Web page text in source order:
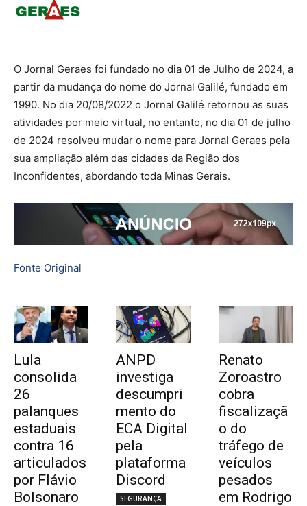
O Jornal Geraes foi fundado no dia 01 de Julho de 2024, a
partir da mudança do nome do Jornal Galilé, fundado em
1990. No dia 20/08/2022 o Jornal Galilé retornou as suas
atividades por meio virtual, no entanto, no dia 01 de julho
de 2024 resolveu mudar o nome para Jornal Geraes pela
sua ampliação além das cidades da Região dos
Inconfidentes, abordando toda Minas Gerais.
Fonte Original
Lula
consolida
26
palanques
estaduais
contra 16
articulados
por Flávio
Bolsonaro
ANPD
investiga
descumpri
mento do
ECA Digital
pela
plataforma
Discord
SEGURANÇA
Renato
Zoroastro
cobra
fiscalizaçã
o do
tráfego de
veículos
pesados
em Rodrigo